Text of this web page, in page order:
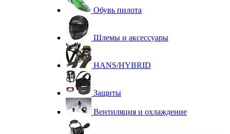
Обувь пилота
Шлемы и аксессуары
HANS/HYBRID
Защиты
Вентиляция и охлаждение